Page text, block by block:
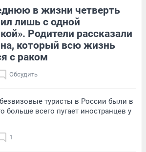
в жизни четверть
лишь с одной
Родители рассказали
который всю жизнь
с раком
Обсудить
туристы в России были в
больше всего пугает иностранцев у
1